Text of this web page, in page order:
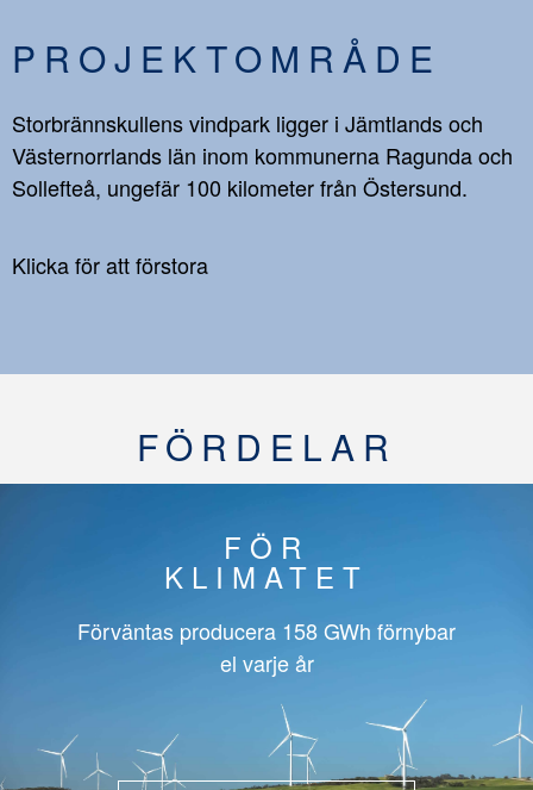
PROJEKTOMRÅDE
Storbrännskullens vindpark ligger i Jämtlands och
Västernorrlands län inom kommunerna Ragunda och
Sollefteå, ungefär 100 kilometer från Östersund.
Klicka för att förstora
FÖRDELAR
FÖR
KLIMATET
Förväntas producera 158 GWh förnybar
el varje år